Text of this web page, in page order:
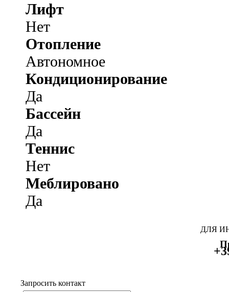
Лифт
Нет
Отопление
Автономное
Кондиционирование
Да
Бассейн
Да
Теннис
Нет
Меблировано
Да
ДЛЯ
Запросить контакт